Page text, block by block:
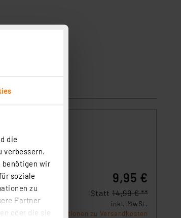
die
benötigen wir
soziale
zu
Partner
oder die sie
9,95 €
Statt 14,99 € **
inkl. MwSt.
Informationen zu Versandkosten